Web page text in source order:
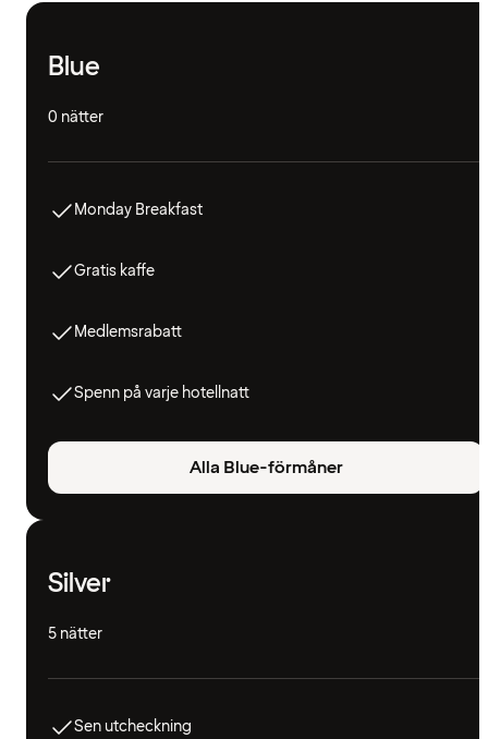
Blue
0 nätter
Monday Breakfast
Gratis kaffe
Medlemsrabatt
Spenn på varje hotellnatt
Alla Blue-förmåner
Silver
5 nätter
Sen utcheckning